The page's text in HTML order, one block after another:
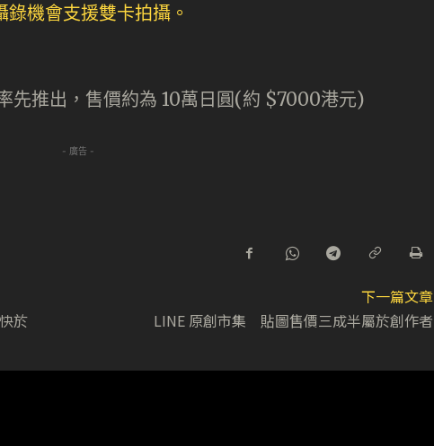
先推出，售價約為 10萬日圓(約 $7000港元)
- 廣告 -
於
下一篇文章
LINE 原創市集 貼圖售價三成半屬於創作者